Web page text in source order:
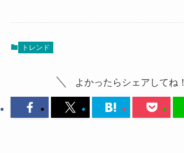
トレンド
よかったらシェアしてね！